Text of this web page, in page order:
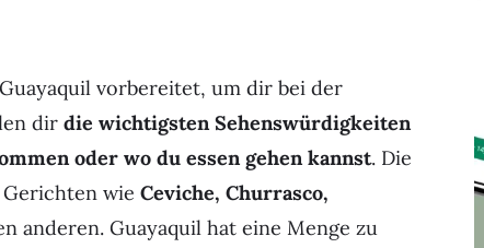
vorbereitet, um dir bei der
dir die wichtigsten Sehenswürdigkeiten
oder wo du essen gehen kannst. Die
wie Ceviche, Churrasco,
anderen. Guayaquil hat eine Menge zu